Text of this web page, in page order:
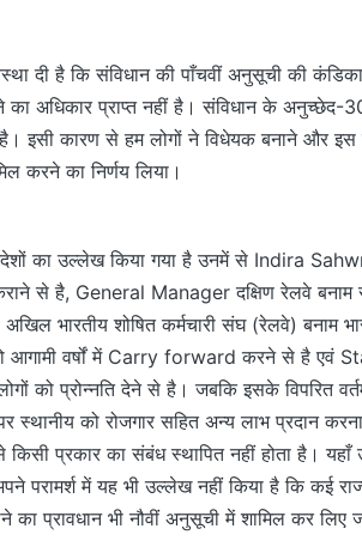
दी है कि संविधान की पाँचवीं अनुसूची की
अधिकार प्राप्त नहीं है। संविधान के अनुच्छेद-
है। इसी कारण से हम लोगों ने विधेयक बनाने और इस
करने का निर्णय लिया।
आदेशों का उल्लेख किया गया है उनमें से Indira
से है, General Manager दक्षिण रेलवे बनाम
भारतीय शोषित कर्मचारी संघ (रेलवे) बनाम
आगामी वर्षों में Carry forward करने से है एवं
को प्रोन्नति देने से है। जबकि इसके विपरित
स्थानीय को रोजगार सहित अन्य लाभ प्रदान
किसी प्रकार का संबंध स्थापित नहीं होता है।
में यह भी उल्लेख नहीं किया है कि कई
का प्रावधान भी नौवीं अनुसूची में शामिल कर